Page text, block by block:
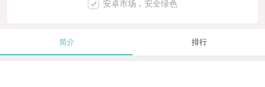
安卓市场，安全绿色
简介 排行